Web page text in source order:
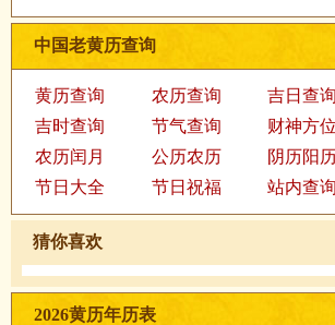
中国老黄历查询
黄历查询 农历查询 吉日查询
吉时查询
节气查询 财神方位
农历闰月
公历农历 阴历阳
节日大全
节日祝福 站内查询
猜你喜欢
2026黄历年历表